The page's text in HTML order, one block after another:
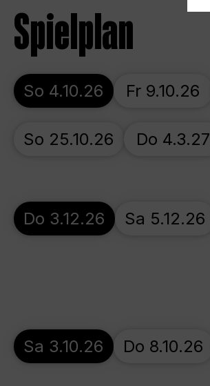
Spielplan
So 4.10.26 Fr 9.10.26
So 25.10.26 Do 4.3.27
Do 3.12.26 Sa 5.12.26
Sa 3.10.26 Do 8.10.26